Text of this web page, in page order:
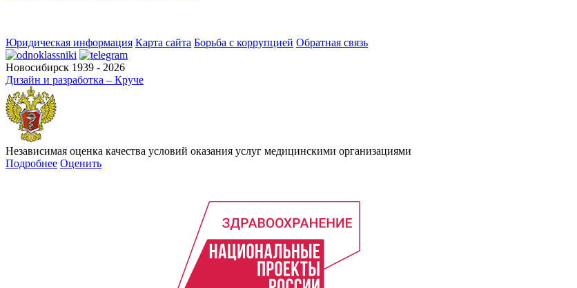
Юридическая информация Карта сайта Борьба с коррупцией Обратная связь
Новосибирск 1939 - 2026
Дизайн и разработка – Круче
Независимая оценка качества условий оказания услуг медицинскими организациями
Подробнее Оценить